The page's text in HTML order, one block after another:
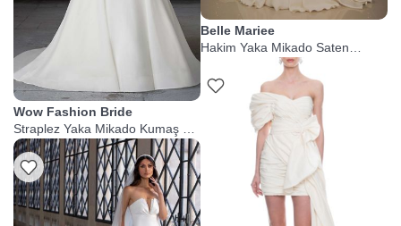
Wow Fashion Bride
Straplez Yaka Mikado Kumaş A
Kesim Gelinlik
Belle Mariee
Hakim Yaka Mikado Saten
Tesettür Gelinlik